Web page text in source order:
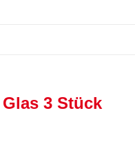
3 Stück